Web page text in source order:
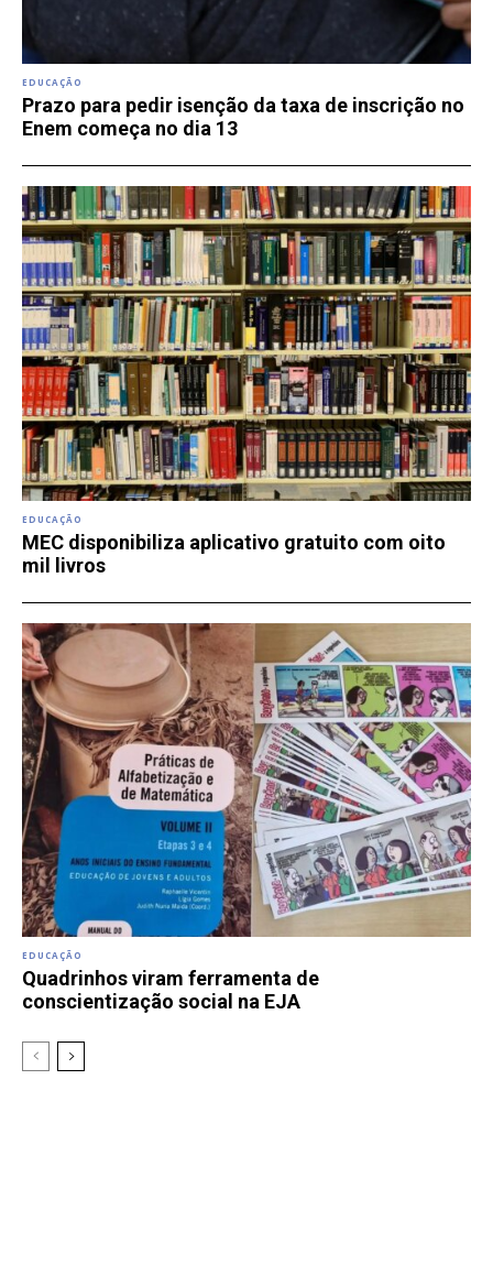
EDUCAÇÃO
Prazo para pedir isenção da taxa de inscrição no
Enem começa no dia 13
EDUCAÇÃO
MEC disponibiliza aplicativo gratuito com oito
mil livros
EDUCAÇÃO
Quadrinhos viram ferramenta de
conscientização social na EJA